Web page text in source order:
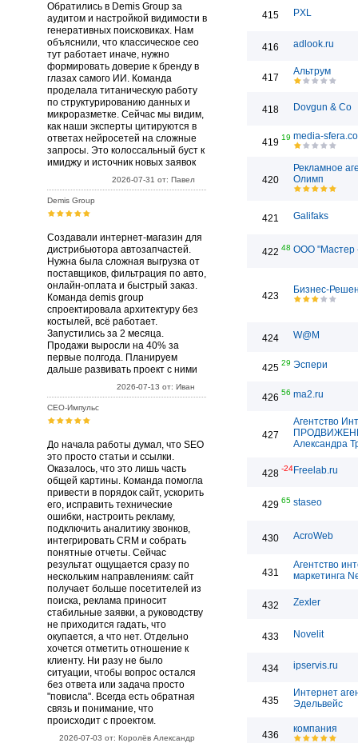
Обратились в Demis Group за
аудитом и настройкой видимости в
генеративных поисковиках. Нам
объяснили, что классическое сео
тут работает иначе, нужно
формировать доверие к бренду в
глазах самого ИИ. Команда
проделала титаническую работу
по структурированию данных и
микроразметке. Сейчас мы видим,
как наши эксперты цитируются в
ответах нейросетей на сложные
запросы. Это колоссальный буст к
имиджу и источник новых заявок
2026-07-31 от: Павел
Demis Group
Создавали интернет-магазин для
дистрибьютора автозапчастей.
Нужна была сложная выгрузка от
поставщиков, фильтрация по авто,
онлайн-оплата и быстрый заказ.
Команда demis group
спроектировала архитектуру без
костылей, всё работает.
Запустились за 2 месяца.
Продажи выросли на 40% за
первые полгода. Планируем
дальше развивать проект с ними
2026-07-13 от: Иван
СЕО-Импульс
До начала работы думал, что SEO
это просто статьи и ссылки.
Оказалось, что это лишь часть
общей картины. Команда помогла
привести в порядок сайт, ускорить
его, исправить технические
ошибки, настроить рекламу,
подключить аналитику звонков,
интегрировать CRM и собрать
понятные отчеты. Сейчас
результат ощущается сразу по
нескольким направлениям: сайт
получает больше посетителей из
поиска, реклама приносит
стабильные заявки, а руководству
не приходится гадать, что
окупается, а что нет. Отдельно
хочется отметить отношение к
клиенту. Ни разу не было
ситуации, чтобы вопрос остался
без ответа или задача просто
"повисла". Всегда есть обратная
связь и понимание, что
происходит с проектом.
2026-07-03 от: Королёв Александр
415 PXL
416 adlook.ru
417
Альтрум
418 Dovgun & Co
419 19 media-
420
Рекламное
Олимп
421 Galifaks
422 48 ООО "Мастер
423
Бизнес-
424 W@M
425 29 Эспери
426 56 ma2.ru
427
Агентство
Александра
428 -24Freelab.ru
429 65 staseo
430 AcroWeb
431
Агентство
маркетинга
432 Zexler
433 Novelit
434 ipservis.ru
435
Интернет
Эдельвейс
436
компания